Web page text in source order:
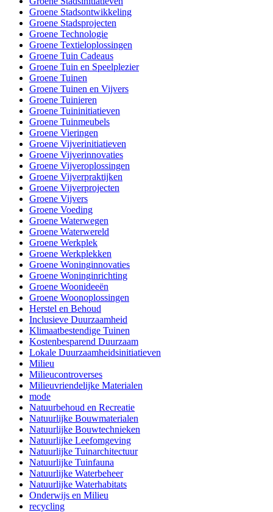
Groene Stadsontwikkeling
Groene Stadsprojecten
Groene Technologie
Groene Textieloplossingen
Groene Tuin Cadeaus
Groene Tuin en Speelplezier
Groene Tuinen
Groene Tuinen en Vijvers
Groene Tuinieren
Groene Tuininitiatieven
Groene Tuinmeubels
Groene Vieringen
Groene Vijverinitiatieven
Groene Vijverinnovaties
Groene Vijveroplossingen
Groene Vijverpraktijken
Groene Vijverprojecten
Groene Vijvers
Groene Voeding
Groene Waterwegen
Groene Waterwereld
Groene Werkplek
Groene Werkplekken
Groene Woninginnovaties
Groene Woninginrichting
Groene Woonideeën
Groene Woonoplossingen
Herstel en Behoud
Inclusieve Duurzaamheid
Klimaatbestendige Tuinen
Kostenbesparend Duurzaam
Lokale Duurzaamheidsinitiatieven
Milieu
Milieucontroverses
Milieuvriendelijke Materialen
mode
Natuurbehoud en Recreatie
Natuurlijke Bouwmaterialen
Natuurlijke Bouwtechnieken
Natuurlijke Leefomgeving
Natuurlijke Tuinarchitectuur
Natuurlijke Tuinfauna
Natuurlijke Waterbeheer
Natuurlijke Waterhabitats
Onderwijs en Milieu
recycling